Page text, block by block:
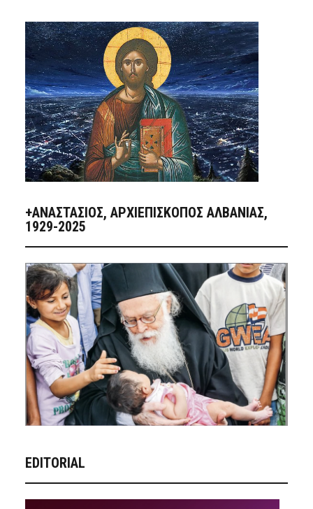
+ΑΝΑΣΤΆΣΙΟΣ, ΑΡΧΙΕΠΊΣΚΟΠΟΣ ΑΛΒΑΝΊΑΣ,
1929-2025
EDITORIAL